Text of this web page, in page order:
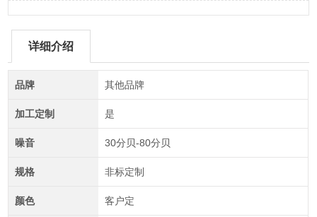
详细介绍
品牌 其他品牌
加工定制 是
噪音 30分贝-80分贝
规格 非标定制
颜色 客户定